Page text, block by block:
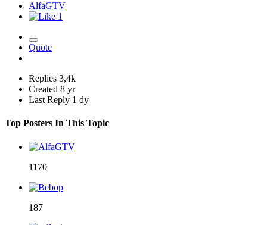
AlfaGTV
1
Quote
Replies 3,4k
Created 8 yr
Last Reply 1 dy
Top Posters In This Topic
1170
187